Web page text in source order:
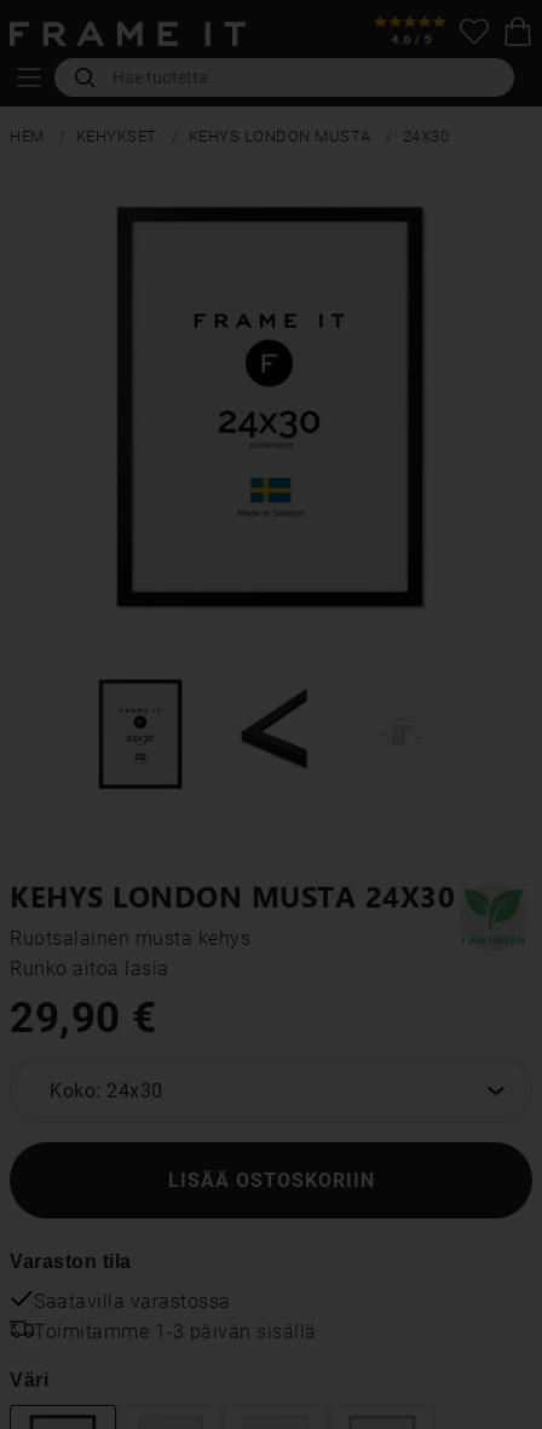
HEM KEHYKSET KEHYS LONDON MUSTA 24X30
KEHYS LONDON MUSTA 24X30
Ruotsalainen musta kehys
Runko aitoa lasia
29,90 €
Koko: 24x30
LISÄÄ OSTOSKORIIN
Varaston tila
Saatavilla varastossa
Toimitamme 1-3 päivän sisällä
Väri